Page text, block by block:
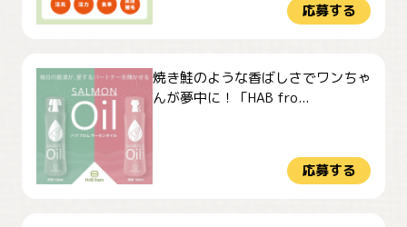
応募する
焼き鮭のような香ばしさでワンちゃ
んが夢中に！「HAB fro...
応募する